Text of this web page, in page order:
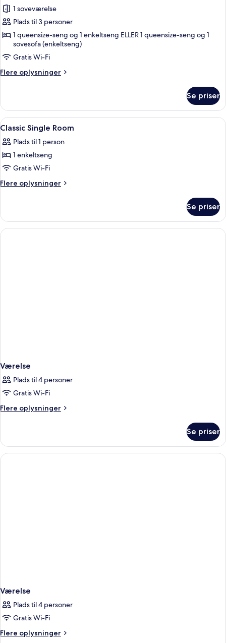
af
Classic-
værelse
3
personer
1 soveværelse
Plads til 3 personer
1 queensize-seng og 1 enkeltseng ELLER 1 queensize-seng og 1
sovesofa (enkeltseng)
Gratis Wi-Fi
Flere oplysninger
Flere
værelse
til
3
Se priser
Indlæs
alle
billeder
af
Classic
Single
Et hotelværelse med seng,
4
Classic Single Room
Plads til 1 person
1 enkeltseng
Gratis Wi-Fi
Flere oplysninger
Flere
Single
Room
Se priser
Værelse
Plads til 4 personer
Gratis Wi-Fi
Flere oplysninger
Flere
Se priser
Værelse
Plads til 4 personer
Gratis Wi-Fi
Flere oplysninger
Flere